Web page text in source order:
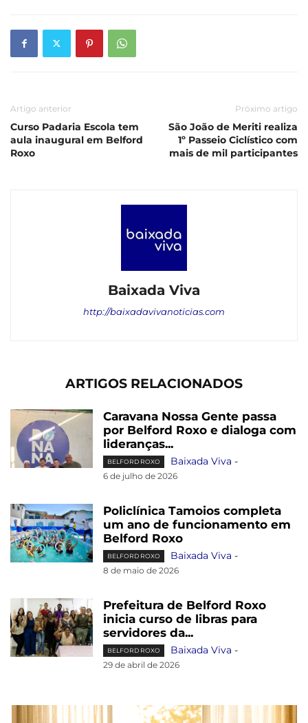
Artigo anterior
Curso Padaria Escola tem
aula inaugural em Belford
Roxo
Próximo artigo
São João de Meriti realiza
1º Passeio Ciclístico com
mais de mil participantes
Baixada Viva
http://baixadavivanoticias.com
ARTIGOS RELACIONADOS
Caravana Nossa Gente passa
por Belford Roxo e dialoga com
lideranças...
BELFORD ROXO Baixada Viva -
6 de julho de 2026
Policlínica Tamoios completa
um ano de funcionamento em
Belford Roxo
BELFORD ROXO Baixada Viva -
8 de maio de 2026
Prefeitura de Belford Roxo
inicia curso de libras para
servidores da...
BELFORD ROXO Baixada Viva -
29 de abril de 2026